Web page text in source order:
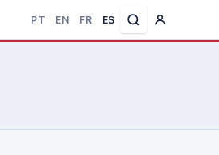
PT EN FR ES